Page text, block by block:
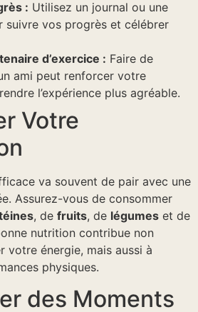
: Utilisez un journal ou une
suivre vos progrès et célébrer
d’exercice : Faire de
ami peut renforcer votre
l’expérience plus agréable.
Votre
va souvent de pair avec une
Assurez-vous de consommer
, de fruits, de légumes et de
nutrition contribue non
votre énergie, mais aussi à
physiques.
des Moments